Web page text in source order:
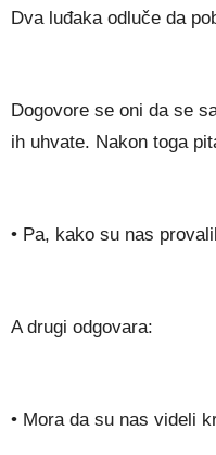
Dva luđaka odluče da
Dogovore se oni da se
ih uhvate. Nakon toga
• Pa, kako su nas
A drugi odgovara:
• Mora da su nas videli